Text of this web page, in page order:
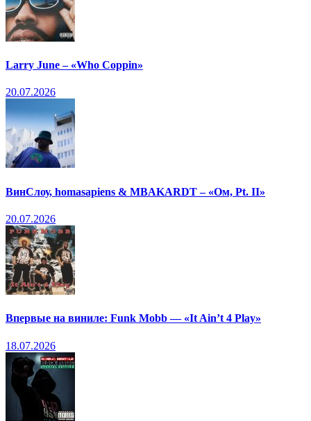
Larry June – «Who Coppin»
20.07.2026
ВинСлоу, homasapiens & MBAKARDT – «Ом, Pt. II»
20.07.2026
Впервые на виниле: Funk Mobb — «It Ain’t 4 Play»
18.07.2026